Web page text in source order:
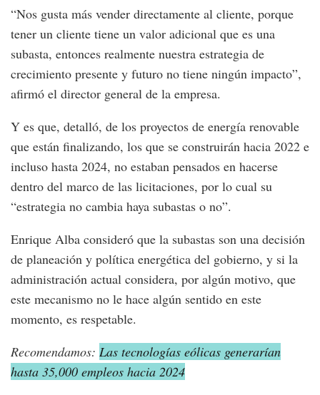
“Nos gusta más vender directamente al cliente, porque
tener un cliente tiene un valor adicional que es una
subasta, entonces realmente nuestra estrategia de
crecimiento presente y futuro no tiene ningún impacto”,
afirmó el director general de la empresa.
Y es que, detalló, de los proyectos de energía renovable
que están finalizando, los que se construirán hacia 2022 e
incluso hasta 2024, no estaban pensados en hacerse
dentro del marco de las licitaciones, por lo cual su
“estrategia no cambia haya subastas o no”.
Enrique Alba consideró que la subastas son una decisión
de planeación y política energética del gobierno, y si la
administración actual considera, por algún motivo, que
este mecanismo no le hace algún sentido en este
momento, es respetable.
Recomendamos: Las tecnologías eólicas generarían
hasta 35,000 empleos hacia 2024